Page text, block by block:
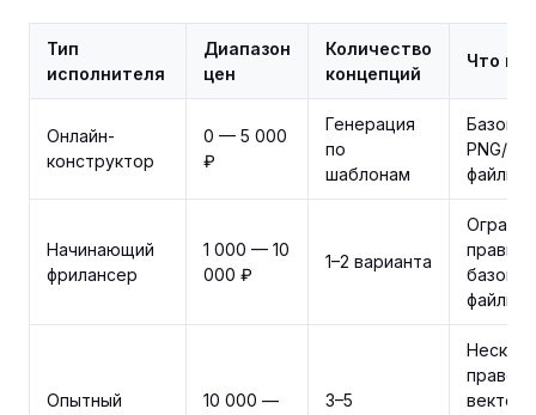
Тип
исполнителя
Диапазон
цен
Количество
концепций
Что
Онлайн-
конструктор
0 — 5 000
₽
Генерация
по
шаблонам
PNG/
файлы
Начинающий
фрилансер
1 000 — 10
000 ₽
1–2 варианта
правки,
файлы
Опытный 10 000 — 3–5
правок,